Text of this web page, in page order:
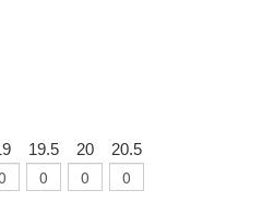
19.5 20 20.5